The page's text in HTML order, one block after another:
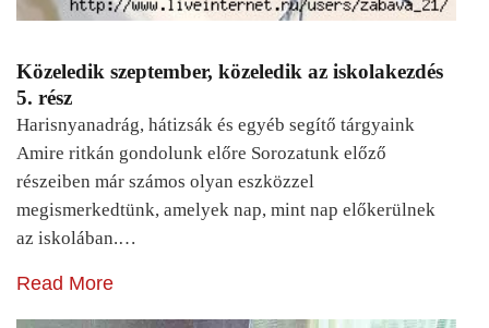
Közeledik szeptember, közeledik az iskolakezdés
5. rész
Harisnyanadrág, hátizsák és egyéb segítő tárgyaink
Amire ritkán gondolunk előre Sorozatunk előző
részeiben már számos olyan eszközzel
megismerkedtünk, amelyek nap, mint nap előkerülnek
az iskolában.…
Read More